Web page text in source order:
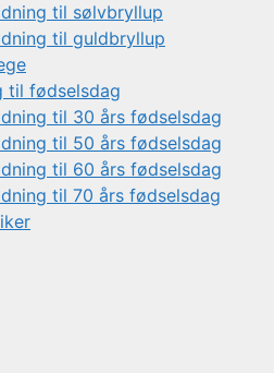
til sølvbryllup
til guldbryllup
til fødselsdag
til 30 års fødselsdag
til 50 års fødselsdag
til 60 års fødselsdag
til 70 års fødselsdag